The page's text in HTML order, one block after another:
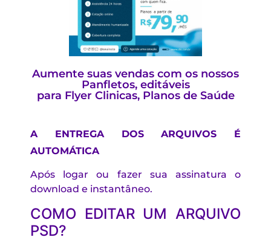
Aumente suas vendas com os nossos
Panfletos, editáveis
para Flyer Clinicas, Planos de Saúde
A ENTREGA DOS ARQUIVOS É
AUTOMÁTICA
Após logar ou fazer sua assinatura o
download e instantâneo.
COMO EDITAR UM ARQUIVO
PSD?